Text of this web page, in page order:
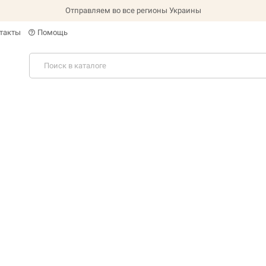
Отправляем во все регионы Украины
help_outline Помощь